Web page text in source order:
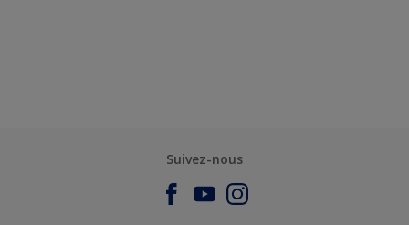
Suivez-nous